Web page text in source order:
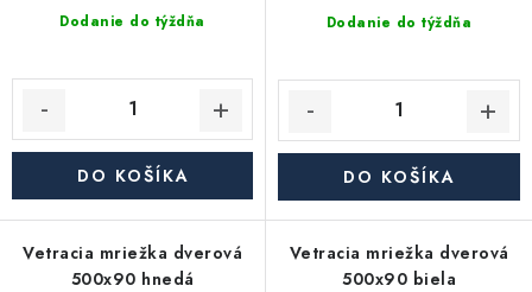
Dodanie do týždňa
DO KOŠÍKA
Dodanie do týždňa
DO KOŠÍKA
Vetracia mriežka dverová
500x90 hnedá
Vetracia mriežka dverová
500x90 biela